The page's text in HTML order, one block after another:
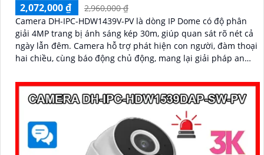
2,072,000 ₫
2,960,000 ₫
Camera DH-IPC-HDW1439V-PV là dòng IP Dome có độ phân
giải 4MP trang bị ánh sáng kép 30m, giúp quan sát rõ nét cả
ngày lẫn đêm. Camera hỗ trợ phát hiện con người, đàm thoại
hai chiều, cùng báo động chủ động, mang lại giải pháp an